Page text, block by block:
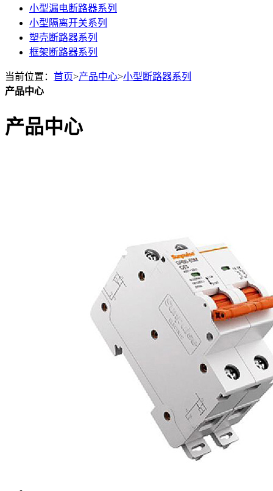
小型漏电断路器系列
小型隔离开关系列
塑壳断路器系列
框架断路器系列
当前位置： 首页>产品中心>小型断路器系列
产品中心
产品中心